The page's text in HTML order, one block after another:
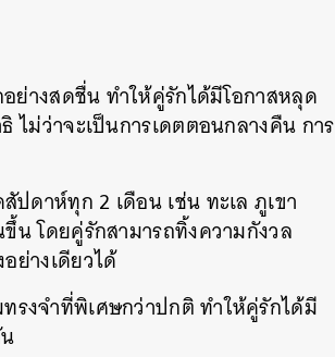
ย่างสดชื่น ทำให้คู่รักได้มีโอกาสหลุด
ม่ว่าจะเป็นการเดตตอนกลางคืน การ
ดาห์ทุก 2 เดือน เช่น ทะเล ภูเขา
น โดยคู่รักสามารถทิ้งความกังวล
ย่างเดียวได้
รงจำที่พิเศษกว่าปกติ ทำให้คู่รักได้มี
EMAIL